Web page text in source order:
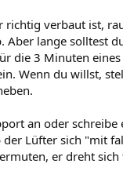
richtig verbaut ist,
Aber lange solltest
die 3 Minuten
Wenn du willst,
an oder schreibe
Lüfter sich "mit
er dreht